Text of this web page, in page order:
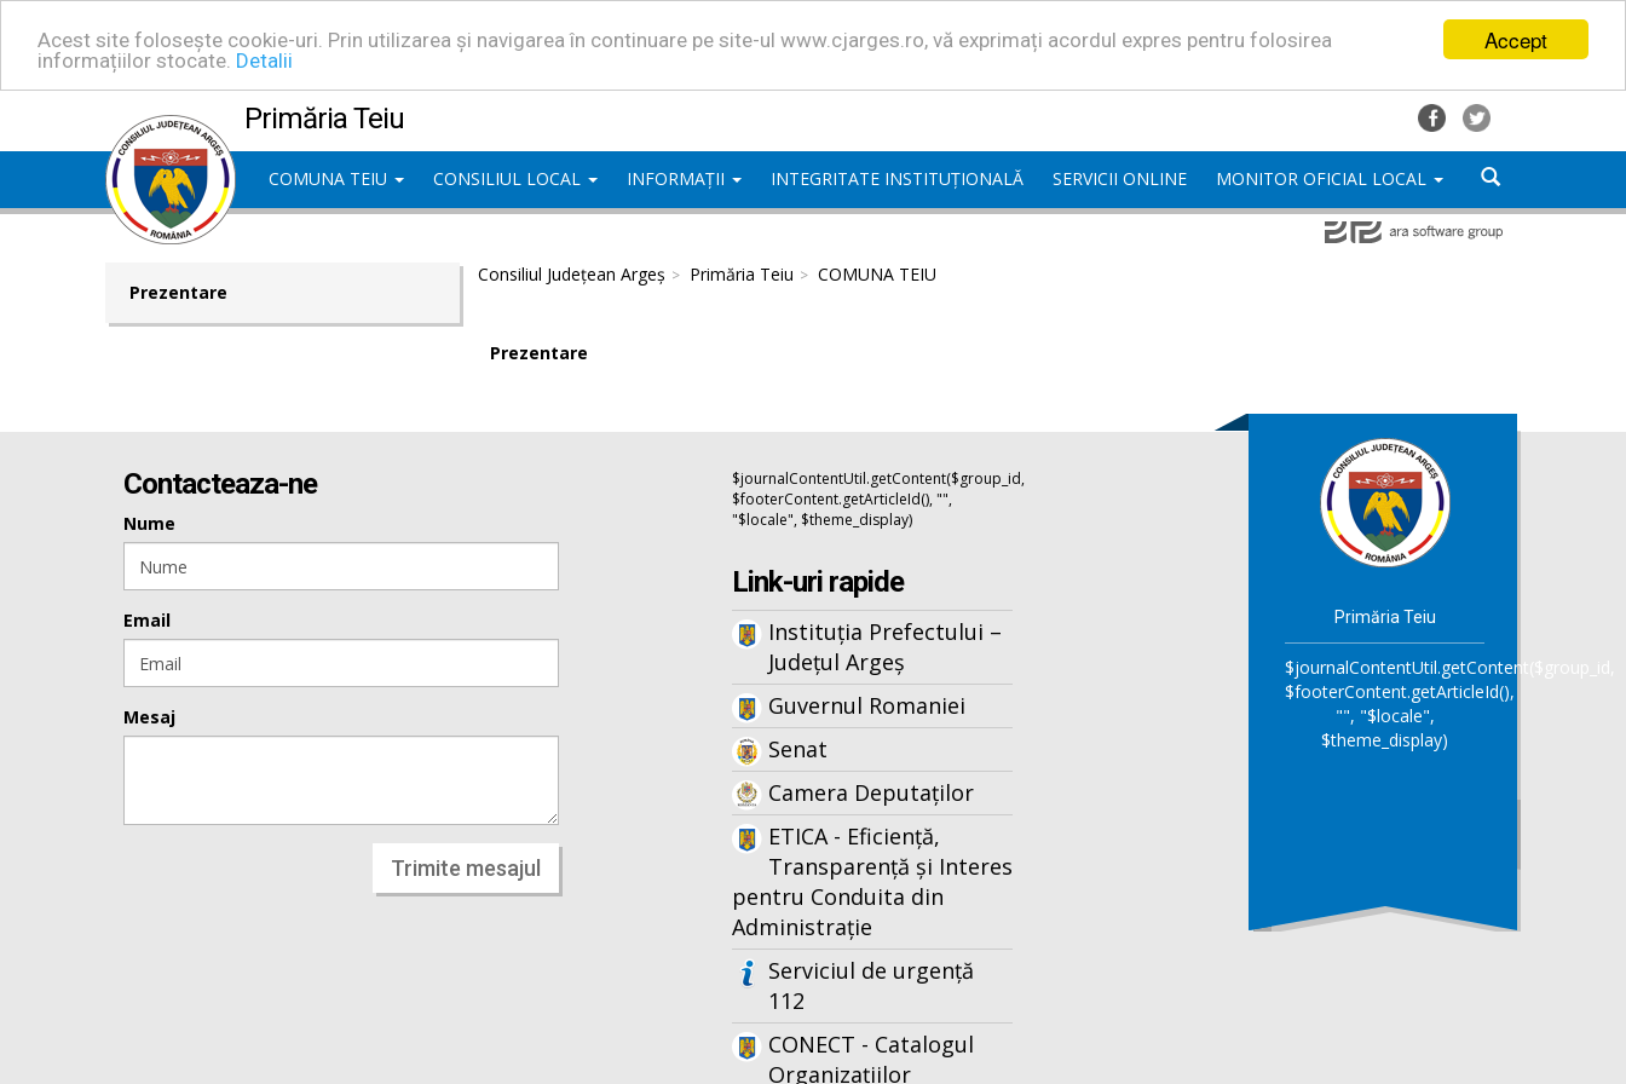
Accept
Acest site folosește cookie-uri. Prin utilizarea și navigarea în continuare pe site-ul www.cjarges.ro, vă exprimați acordul expres pentru folosirea
informațiilor stocate. Detalii
Primăria Teiu
COMUNA TEIU CONSILIUL LOCAL INFORMAȚII INTEGRITATE INSTITUȚIONALĂ SERVICII ONLINE MONITOR OFICIAL LOCAL
Prezentare
Consiliul Județean Argeș Primăria Teiu COMUNA TEIU
Prezentare
Contacteaza-ne
Nume
Email
Mesaj
Trimite mesajul
$journalContentUtil.getContent($group_id,
$footerContent.getArticleId(), "",
"$locale", $theme_display)
Link-uri rapide
Instituția Prefectului –
Județul Argeș
Guvernul Romaniei
Senat
Camera Deputaților
ETICA - Eficiență,
Transparență și Interes
pentru Conduita din
Administrație
Serviciul de urgență
112
CONECT - Catalogul
Organizațiilor
Primăria Teiu
$journalContentUtil.getContent($group_id,
$footerContent.getArticleId(),
"", "$locale",
$theme_display)